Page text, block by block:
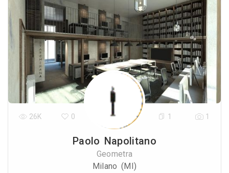
Paolo Napolitano
Geometra
Milano (MI)
26K 0 1 1